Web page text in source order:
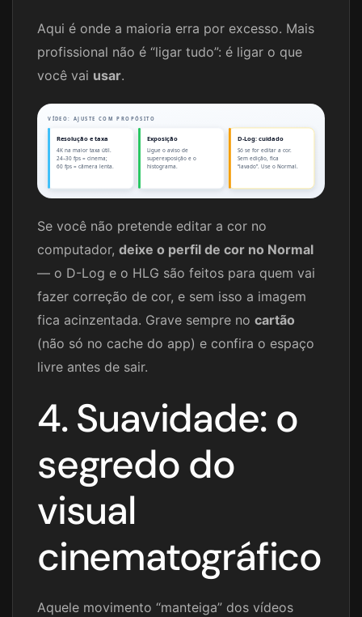
Aqui é onde a maioria erra por excesso. Mais
profissional não é “ligar tudo”: é ligar o que
você vai usar.
VÍDEO: AJUSTE COM PROPÓSITO
Resolução e taxa
4K na maior taxa útil.
24–30 fps = cinema;
60 fps = câmera lenta.
Exposição
Ligue o aviso de
superexposição e o
histograma.
D-Log: cuidado
Só se for editar a cor.
Sem edição, fica
“lavado”. Use o Normal.
Se você não pretende editar a cor no
computador, deixe o perfil de cor no Normal
— o D-Log e o HLG são feitos para quem vai
fazer correção de cor, e sem isso a imagem
fica acinzentada. Grave sempre no cartão
(não só no cache do app) e confira o espaço
livre antes de sair.
4. Suavidade: o
segredo do
visual
cinematográfico
Aquele movimento “manteiga” dos vídeos